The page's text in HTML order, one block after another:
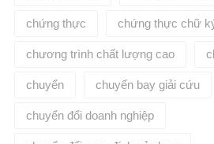
chứng thực chứng thực chữ
chương trình chất lượng cao
chuyển chuyến bay giải cứu
chuyển đổi doanh nghiệp